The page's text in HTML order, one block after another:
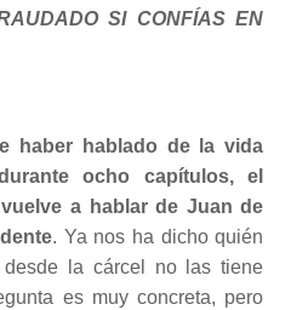
SI CONFÍAS EN
haber hablado de la vida
ocho capítulos, el
a hablar de Juan de
. Ya nos ha dicho quién
la cárcel no las tiene
es muy concreta, pero